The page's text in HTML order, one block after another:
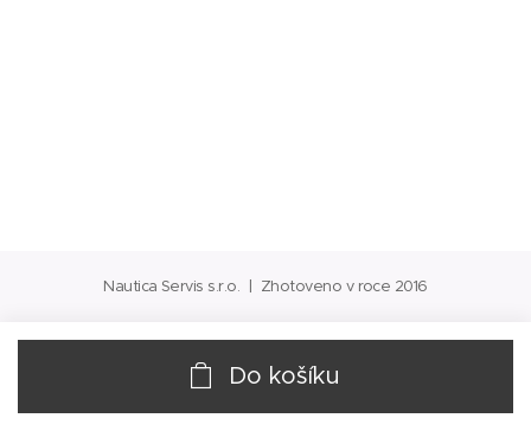
Do košíku
Nautica Servis s.r.o. | Zhotoveno v roce 2016